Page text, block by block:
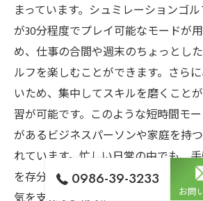
まっています。シュミレーションゴ
が30分程度でプレイ可能なモードが
め、仕事の合間や週末のちょっとし
ルフを楽しむことができます。さら
いため、集中してスキルを磨くこと
習が可能です。このような短時間モ
があるビジネスパーソンや家庭を持つ
れています。忙しい日常の中でも、
を存分に体験できる点が、シュミレ
0986-39-3233
お問